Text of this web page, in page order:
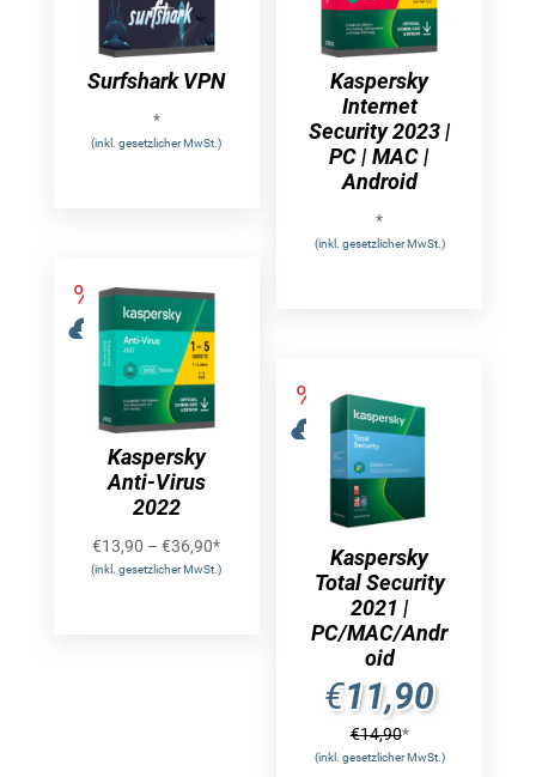
Surfshark VPN
*
(inkl. gesetzlicher MwSt.)
Kaspersky
Internet
Security 2023 |
PC | MAC |
Android
*
(inkl. gesetzlicher MwSt.)
Kaspersky
Anti-Virus
2022
€13,90 –€36,90*
(inkl. gesetzlicher MwSt.)
Kaspersky
Total Security
2021 |
PC/MAC/Andr
oid
€11,90
€14,90*
(inkl. gesetzlicher MwSt.)